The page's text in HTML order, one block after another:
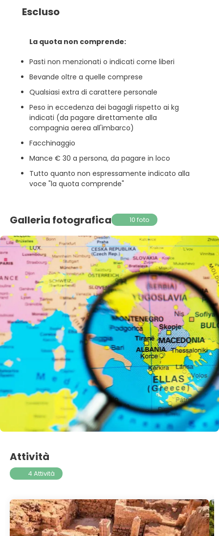
Escluso
La quota non comprende:
Pasti non menzionati o indicati come liberi
Bevande oltre a quelle comprese
Qualsiasi extra di carattere personale
Peso in eccedenza dei bagagli rispetto ai kg
indicati (da pagare direttamente alla
compagnia aerea all'imbarco)
Facchinaggio
Mance € 30 a persona, da pagare in loco
Tutto quanto non espressamente indicato alla
voce "la quota comprende"
Galleria fotografica 10 foto
Attività
4 Attività